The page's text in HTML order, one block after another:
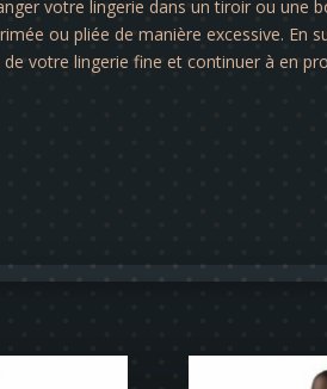
votre lingerie dans un tiroir ou une
ou pliée de manière excessive. En
votre lingerie fine et continuer à en